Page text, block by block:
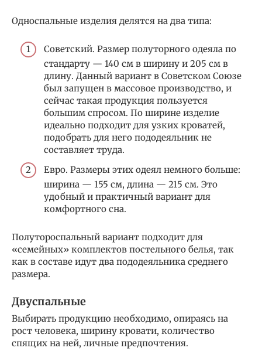
Односпальные изделия делятся на два типа:
Советский. Размер полуторного одеяла по
стандарту — 140 см в ширину и 205 см в
длину. Данный вариант в Советском Союзе
был запущен в массовое производство, и
сейчас такая продукция пользуется
большим спросом. По ширине изделие
идеально подходит для узких кроватей,
подобрать для него пододеяльник не
составляет труда.
Евро. Размеры этих одеял немного больше:
ширина — 155 см, длина — 215 см. Это
удобный и практичный вариант для
комфортного сна.
Полутороспальный вариант подходит для
«семейных» комплектов постельного белья, так
как в составе идут два пододеяльника среднего
размера.
Двуспальные
Выбирать продукцию необходимо, опираясь на
рост человека, ширину кровати, количество
спящих на ней, личные предпочтения.